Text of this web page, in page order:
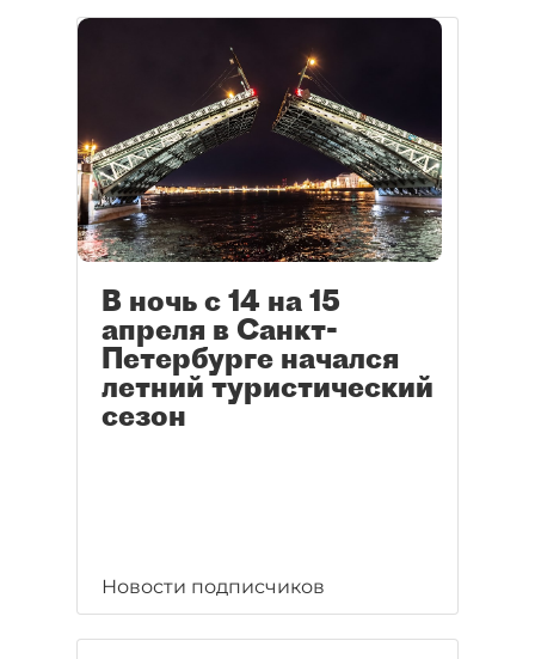
В ночь с 14 на 15
апреля в Санкт-
Петербурге начался
летний туристический
сезон
Новости подписчиков